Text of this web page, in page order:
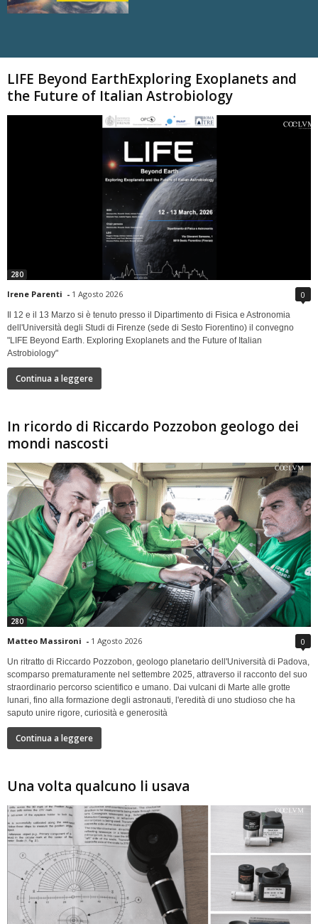
LIFE Beyond EarthExploring Exoplanets and
the Future of Italian Astrobiology
280
Irene Parenti - 1 Agosto 2026 0
Il 12 e il 13 Marzo si è tenuto presso il Dipartimento di Fisica e Astronomia
dell'Università degli Studi di Firenze (sede di Sesto Fiorentino) il convegno
"LIFE Beyond Earth. Exploring Exoplanets and the Future of Italian
Astrobiology"
Continua a leggere
In ricordo di Riccardo Pozzobon geologo dei
mondi nascosti
280
Matteo Massironi - 1 Agosto 2026 0
Un ritratto di Riccardo Pozzobon, geologo planetario dell'Università di Padova,
scomparso prematuramente nel settembre 2025, attraverso il racconto del suo
straordinario percorso scientifico e umano. Dai vulcani di Marte alle grotte
lunari, fino alla formazione degli astronauti, l'eredità di uno studioso che ha
saputo unire rigore, curiosità e generosità
Continua a leggere
Una volta qualcuno li usava